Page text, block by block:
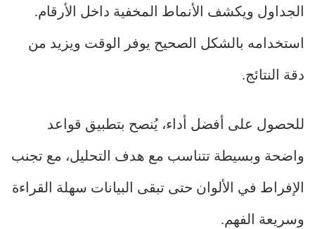
الجداول ويكشف الأنماط المخفية داخل الأرقام.
استخدامه بالشكل الصحيح يوفر الوقت ويزيد من
دقة النتائج.
للحصول على أفضل أداء، يُنصح بتطبيق قواعد
واضحة وبسيطة تتناسب مع هدف التحليل، مع تجنب
الإفراط في الألوان حتى تبقى البيانات سهلة القراءة
وسريعة الفهم.